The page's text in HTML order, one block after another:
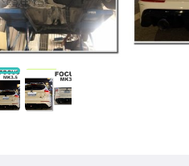
客製=光圈魚眼導光條日行燈系列
超薄型HID氙氣燈泡.大燈燈泡
通用型DRL日行燈.R8日行燈
原廠型=角燈.晶鑽.黑框.黃角燈